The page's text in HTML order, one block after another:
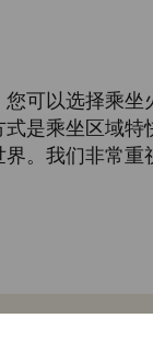
可以选择乘
是乘坐区域特
。我们非常